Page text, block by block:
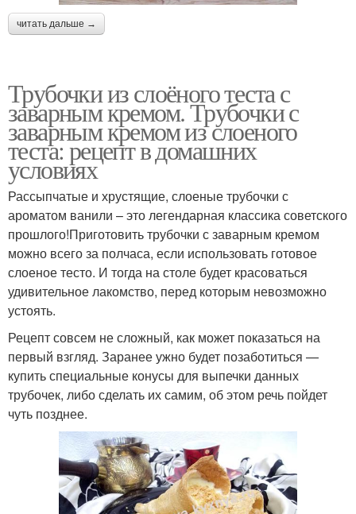
читать дальше →
Трубочки из слоёного теста с
заварным кремом. Трубочки с
заварным кремом из слоеного
теста: рецепт в домашних
условиях
Рассыпчатые и хрустящие, слоеные трубочки с
ароматом ванили – это легендарная классика советского
прошлого!Приготовить трубочки с заварным кремом
можно всего за полчаса, если использовать готовое
слоеное тесто. И тогда на столе будет красоваться
удивительное лакомство, перед которым невозможно
устоять.
Рецепт совсем не сложный, как может показаться на
первый взгляд. Заранее ужно будет позаботиться —
купить специальные конусы для выпечки данных
трубочек, либо сделать их самим, об этом речь пойдет
чуть позднее.